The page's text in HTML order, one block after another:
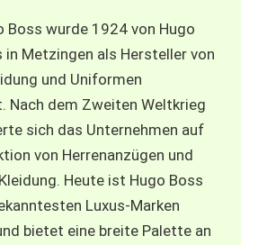
Boss wurde 1924 von Hugo
in Metzingen als Hersteller von
und Uniformen
Nach dem Zweiten Weltkrieg
sich das Unternehmen auf
von Herrenanzügen und
Heute ist Hugo Boss
Luxus-Marken
bietet eine breite Palette an